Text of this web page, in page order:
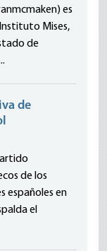
es
Mises,
de
de
de los
españoles en
el